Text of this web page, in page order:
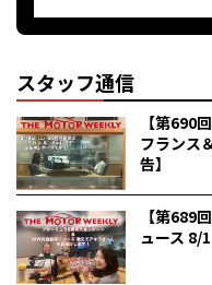
スタッフ通信
【第690
フランス
告】
【第689
ュース 8/